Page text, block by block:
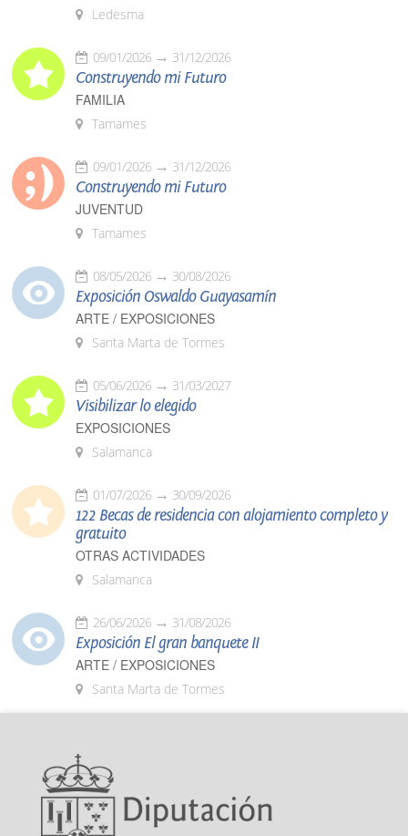
Ledesma
09/01/2026 31/12/2026
Construyendo mi Futuro
FAMILIA
Tamames
09/01/2026 31/12/2026
Construyendo mi Futuro
JUVENTUD
Tamames
08/05/2026 30/08/2026
Exposición Oswaldo Guayasamín
ARTE / EXPOSICIONES
Santa Marta de Tormes
05/06/2026 31/03/2027
Visibilizar lo elegido
EXPOSICIONES
Salamanca
01/07/2026 30/09/2026
122 Becas de residencia con alojamiento completo y
gratuito
OTRAS ACTIVIDADES
Salamanca
26/06/2026 31/08/2026
Exposición El gran banquete II
ARTE / EXPOSICIONES
Santa Marta de Tormes